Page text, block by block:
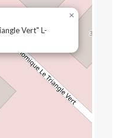
Vert" L-
×